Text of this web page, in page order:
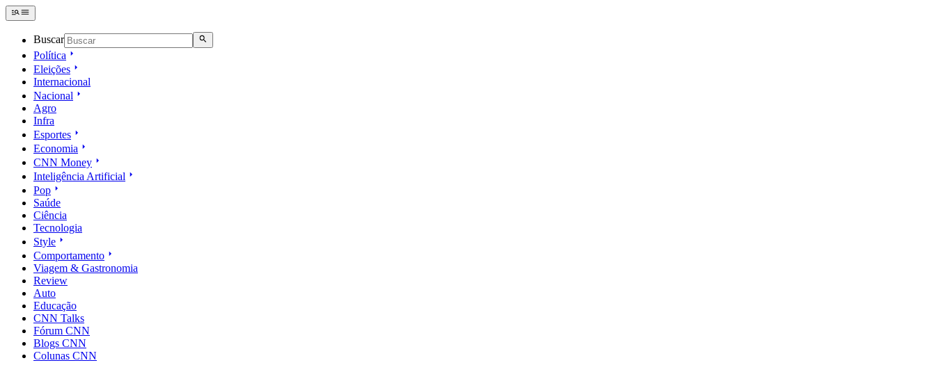
Buscar
Política
Eleições
Internacional
Nacional
Agro
Infra
Esportes
Economia
CNN Money
Inteligência Artificial
Pop
Saúde
Ciência
Tecnologia
Style
Comportamento
Viagem & Gastronomia
Review
Auto
Educação
CNN Talks
Fórum CNN
Blogs CNN
Colunas CNN